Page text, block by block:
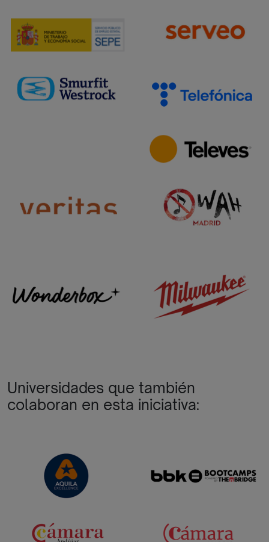
Universidades que también
colaboran en esta iniciativa: